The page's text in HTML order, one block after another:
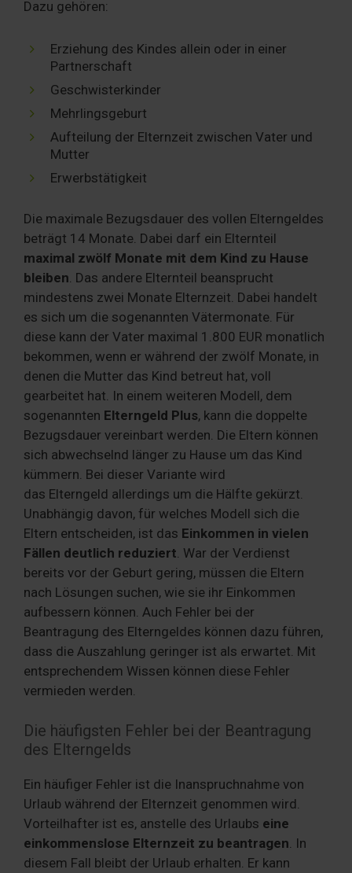
Dazu gehören:
Erziehung des Kindes allein oder in einer
Partnerschaft
Geschwisterkinder
Mehrlingsgeburt
Aufteilung der Elternzeit zwischen Vater und
Mutter
Erwerbstätigkeit
Die maximale Bezugsdauer des vollen Elterngeldes
beträgt 14 Monate. Dabei darf ein Elternteil
maximal zwölf Monate mit dem Kind zu Hause
bleiben. Das andere Elternteil beansprucht
mindestens zwei Monate Elternzeit. Dabei handelt
es sich um die sogenannten Vätermonate. Für
diese kann der Vater maximal 1.800 EUR monatlich
bekommen, wenn er während der zwölf Monate, in
denen die Mutter das Kind betreut hat, voll
gearbeitet hat. In einem weiteren Modell, dem
sogenannten Elterngeld Plus, kann die doppelte
Bezugsdauer vereinbart werden. Die Eltern können
sich abwechselnd länger zu Hause um das Kind
kümmern. Bei dieser Variante wird
das Elterngeld allerdings um die Hälfte gekürzt.
Unabhängig davon, für welches Modell sich die
Eltern entscheiden, ist das Einkommen in vielen
Fällen deutlich reduziert. War der Verdienst
bereits vor der Geburt gering, müssen die Eltern
nach Lösungen suchen, wie sie ihr Einkommen
aufbessern können. Auch Fehler bei der
Beantragung des Elterngeldes können dazu führen,
dass die Auszahlung geringer ist als erwartet. Mit
entsprechendem Wissen können diese Fehler
vermieden werden.
Die häufigsten Fehler bei der Beantragung
des Elterngelds
Ein häufiger Fehler ist die Inanspruchnahme von
Urlaub während der Elternzeit genommen wird.
Vorteilhafter ist es, anstelle des Urlaubs eine
einkommenslose Elternzeit zu beantragen . In
diesem Fall bleibt der Urlaub erhalten. Er kann